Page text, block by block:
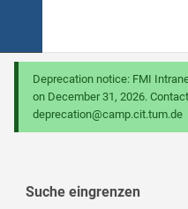
Deprecation notice: FMI
on December 31, 2026.
deprecation@camp.cit.tum.de
Suche eingrenzen